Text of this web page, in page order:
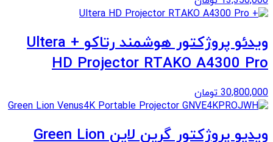
ویدئو پروژکتور هوشمند رتاکو + Ultera
HD Projector RTAKO A4300 Pro
30,800,000 تومان
ویدیو پروژکتور گرین لاین Green Lion